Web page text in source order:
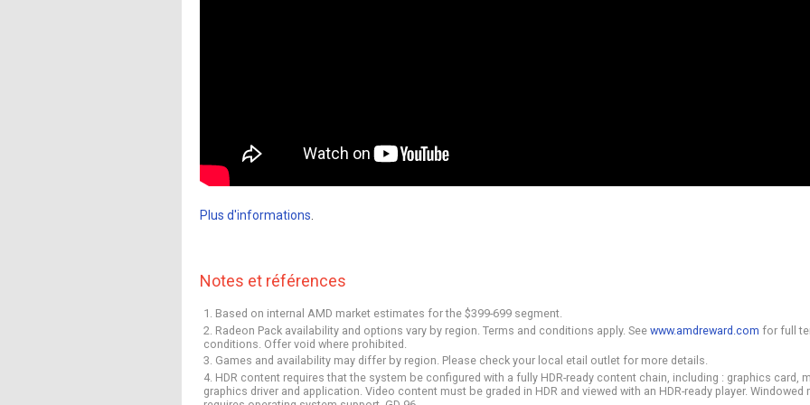
Plus d'informations
Notes et références
1. Based on internal AMD market estimates for the $399-699 segment.
2. Radeon Pack availability and options vary by region. Terms and conditions apply. See www.amdreward.com for full
conditions. Offer void where prohibited.
3. Games and availability may differ by region. Please check your local etail outlet for more details.
4. HDR content requires that the system be configured with a fully HDR-ready content chain, including : graphics card,
graphics driver and application. Video content must be graded in HDR and viewed with an HDR-ready player.